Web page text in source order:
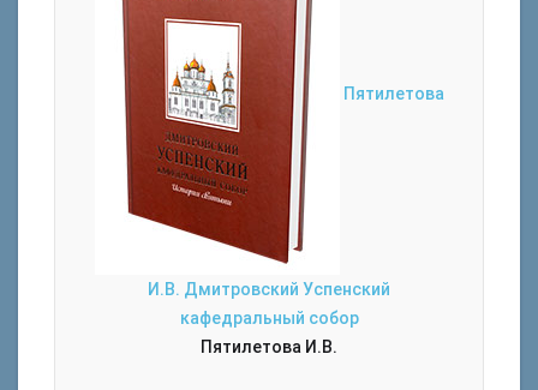
Пятилетова
И.В. Дмитровский Успенский
кафедральный собор
Пятилетова И.В.